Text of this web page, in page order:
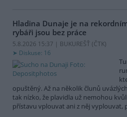
Hladina Dunaje je na
rybáři jsou bez práce
5.8.2026 15:37 | BUKUREŠŤ (ČTK)
Diskuse: 16
opuštěný. Až na několik člunů
tak nízko, že plavidla už nemohou
přístavu vplouvat ani z něj vyplouvat,